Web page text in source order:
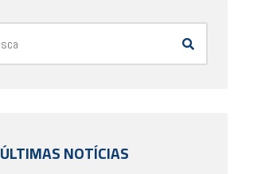
ÚLTIMAS NOTÍCIAS